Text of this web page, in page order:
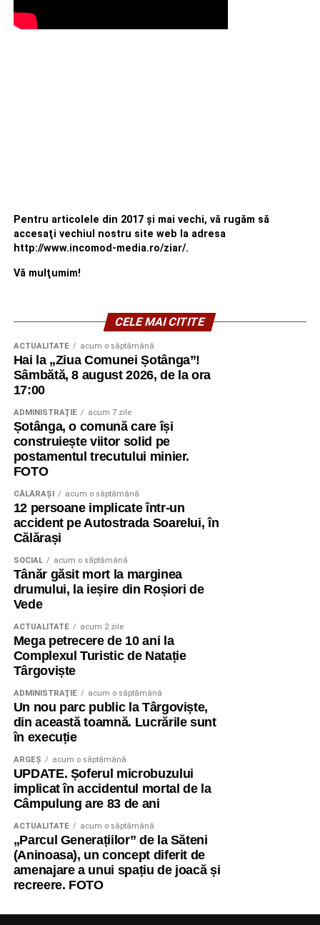
Pentru articolele din 2017 şi mai vechi, vă rugăm să
accesaţi vechiul nostru site web la adresa
http://www.incomod-media.ro/ziar/.
Vă mulţumim!
CELE MAI CITITE
ACTUALITATE acum o săptămână
Hai la „Ziua Comunei Șotânga”!
Sâmbătă, 8 august 2026, de la ora
17:00
ADMINISTRAŢIE acum 7 zile
Șotânga, o comună care își
construiește viitor solid pe
postamentul trecutului minier.
FOTO
CĂLĂRAŞI acum o săptămână
12 persoane implicate într-un
accident pe Autostrada Soarelui, în
Călărași
SOCIAL acum o săptămână
Tânăr găsit mort la marginea
drumului, la ieșire din Roșiori de
Vede
ACTUALITATE acum 2 zile
Mega petrecere de 10 ani la
Complexul Turistic de Natație
Târgoviște
ADMINISTRAŢIE acum o săptămână
Un nou parc public la Târgoviște,
din această toamnă. Lucrările sunt
în execuție
ARGEȘ acum o săptămână
UPDATE. Șoferul microbuzului
implicat în accidentul mortal de la
Câmpulung are 83 de ani
ACTUALITATE acum o săptămână
„Parcul Generațiilor” de la Săteni
(Aninoasa), un concept diferit de
amenajare a unui spațiu de joacă și
recreere. FOTO